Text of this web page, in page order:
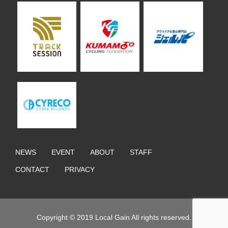
NEWS EVENT ABOUT STAFF
CONTACT PRIVACY
Copyright © 2019 Local Gain All rights reserved.